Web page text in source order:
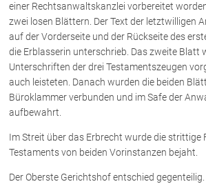
Kanzleiteam
Netzwerk
Die Österreichischen Rechtsanwälte
Anwälte
Dr. Stefan Müller
Dr. Petra Piccolruaz
Mag. Patrick Piccolruaz
einer Rechtsanwaltskanzlei vorbereitet
zwei losen Blättern. Der Text der letztwilligen
auf der Vorderseite und der Rückseite des
die Erblasserin unterschrieb. Das zweite Blatt
Unterschriften der drei Testamentszeugen
auch leisteten. Danach wurden die beiden
Büroklammer verbunden und im Safe der
aufbewahrt.
Im Streit über das Erbrecht wurde die strittige
Testaments von beiden Vorinstanzen bejaht.
Der Oberste Gerichtshof entschied